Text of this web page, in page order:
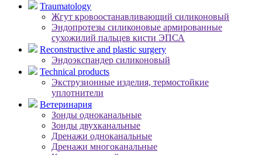
Traumatology
Жгут кровоостанавливающий силиконовый
Эндопротезы силиконовые армированные
сухожилий пальцев кисти ЭПСА
Reconstructive and plastic surgery
Эндоэкспандер силиконовый
Technical products
Экструзионные изделия, термостойкие
уплотнители
Ветеринария
Зонды одноканальные
Зонды двухканальные
Дренажи одноканальные
Дренажи многоканальные